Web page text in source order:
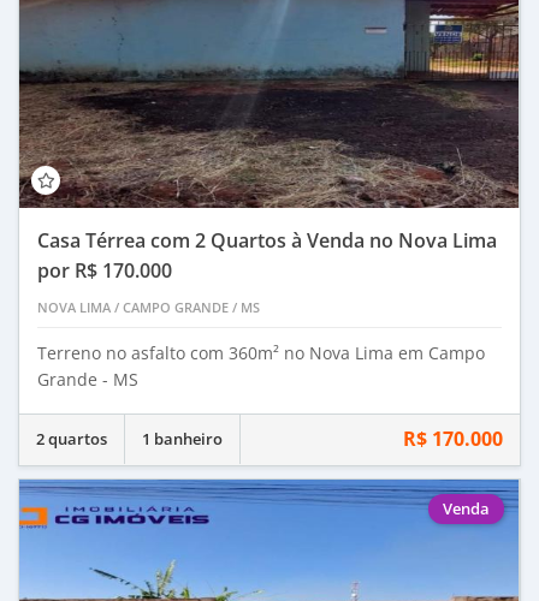
Casa Térrea com 2 Quartos à Venda no Nova Lima
por R$ 170.000
NOVA LIMA / CAMPO GRANDE / MS
Terreno no asfalto com 360m² no Nova Lima em Campo
Grande - MS
2 quartos 1 banheiro R$ 170.000
Venda